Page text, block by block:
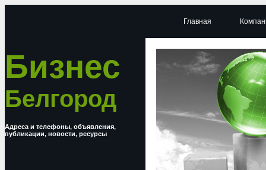
Бизнес
Белгород
Адреса и телефоны, объявления,
публикации, новости, ресурсы
Главная